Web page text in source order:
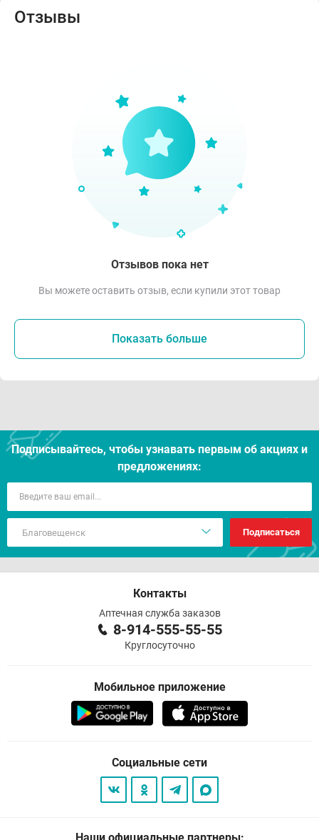
Отзывы
Отзывов пока нет
Вы можете оставить отзыв, если купили этот товар
Показать больше
Подписывайтесь, чтобы узнавать первым об акцияx и
предложениях:
Подписаться
Контакты
Аптечная служба заказов
8-914-555-55-55
Круглосуточно
Мобильное приложение
Социальные сети